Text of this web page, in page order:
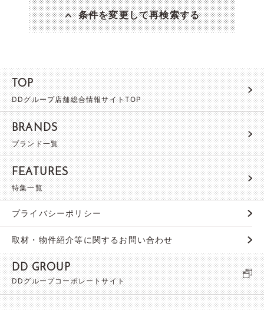
条件を変更して再検索する
TOP
DDグループ店舗総合情報サイトTOP
BRANDS
ブランド一覧
FEATURES
特集一覧
プライバシーポリシー
取材・物件紹介等に関するお問い合わせ
DD GROUP
DDグループコーポレートサイト